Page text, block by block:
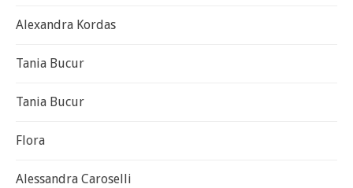
Alexandra Kordas
Tania Bucur
Tania Bucur
Flora
Alessandra Caroselli